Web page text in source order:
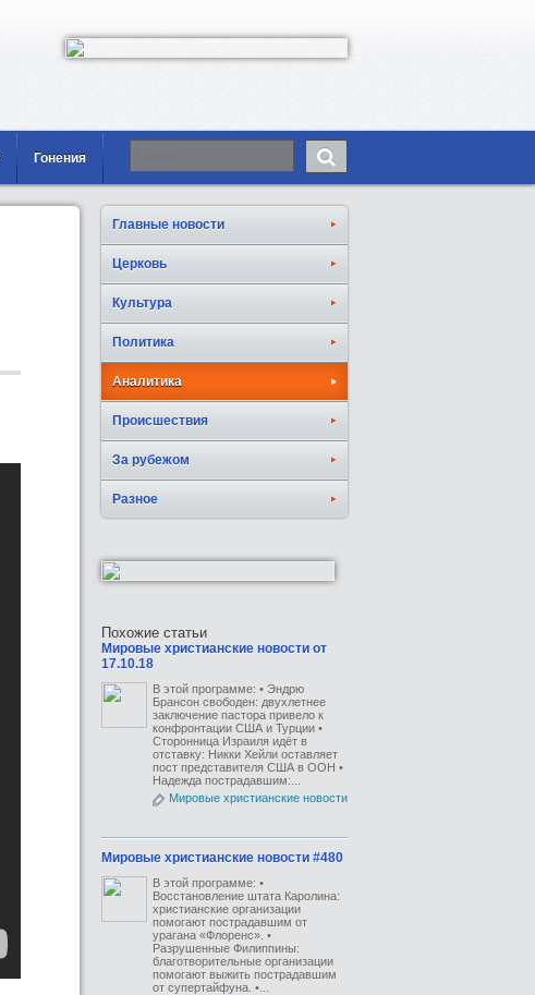
Гонения
Главные новости
Церковь
Культура
Политика
Аналитика
Происшествия
За рубежом
Разное
Похожие статьи
Мировые христианские новости от
17.10.18
В этой программе: • Эндрю
Брансон свободен: двухлетнее
заключение пастора привело к
конфронтации США и Турции •
Сторонница Израиля идёт в
отставку: Никки Хейли оставляет
пост представителя США в ООН •
Надежда пострадавшим:...
Мировые христианские новости
Мировые христианские новости #480
В этой программе: •
Восстановление штата Каролина:
христианские организации
помогают пострадавшим от
урагана «Флоренс». •
Разрушенные Филиппины:
благотворительные организации
помогают выжить пострадавшим
от супертайфуна. •...